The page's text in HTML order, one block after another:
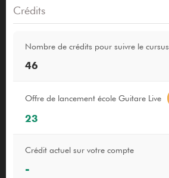
Crédits
Nombre de crédits pour suivre le cursus
46
Offre de lancement école Guitare Live
23
Crédit actuel sur votre compte
-